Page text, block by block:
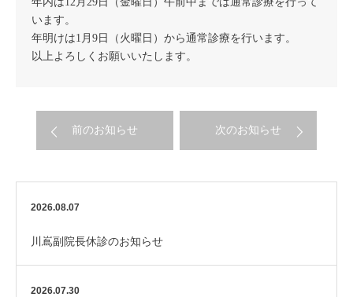
います。
年明けは1月9日（火曜日）から通常診療を行います。
以上よろしくお願いいたします。
前のお知らせ 次のお知らせ
2026.08.07
川嶌副院長休診のお知らせ
2026.07.30